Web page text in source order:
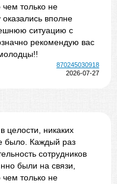
только не
вполне
ситуацию с
рекомендую вас
870245030918
2026-07-27
целости, никаких
было. Каждый раз
сотрудников
были на связи,
только не